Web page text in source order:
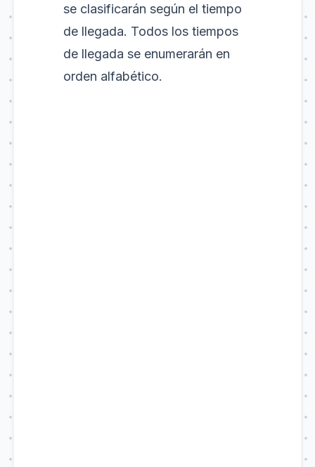
se clasificarán según el tiempo
de llegada. Todos los tiempos
de llegada se enumerarán en
orden alfabético.